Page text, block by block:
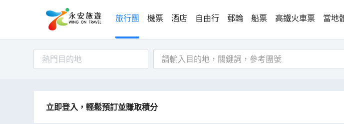
旅行團 機票 酒店 自由行 郵輪 船票 高鐵火車票 當地
熱門目的地
立即登入，輕鬆預訂並賺取積分